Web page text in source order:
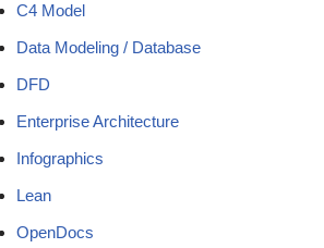
C4 Model
Data Modeling / Database
DFD
Enterprise Architecture
Infographics
Lean
OpenDocs